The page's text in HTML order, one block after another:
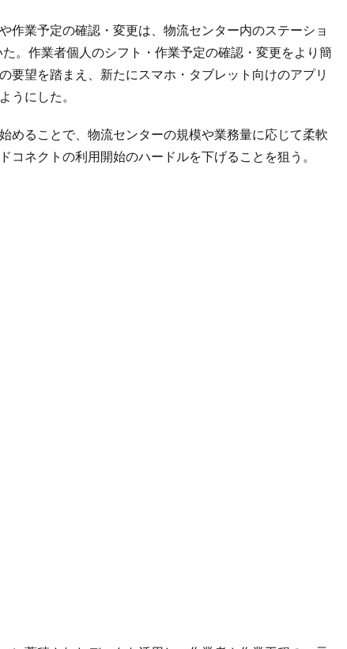
作業予定の確認・変更は、物流センター内のステーショ
。作業者個人のシフト・作業予定の確認・変更をより簡
要望を踏まえ、新たにスマホ・タブレット向けのアプリ
うにした。
めることで、物流センターの規模や業務量に応じて柔軟
コネクトの利用開始のハードルを下げることを狙う。